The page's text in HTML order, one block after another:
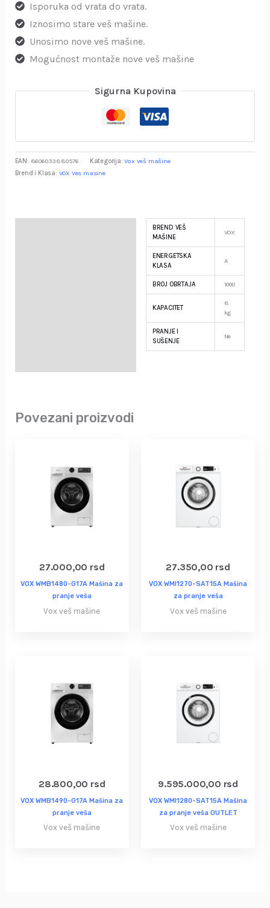
Isporuka od vrata do vrata.
Iznosimo stare veš mašine.
Unosimo nove veš mašine.
Mogućnost montaže nove veš mašine
Sigurna Kupovina
EAN: 8606033880576 Kategorija:Vox veš mašine
Brend i Klasa: VOX Ves masine
BREND VEŠ
MAŠINE
VOX
ENERGETSKA
KLASA
A
BROJ OBRTAJA 1000
KAPACITET
8
kg
PRANJE I
SUŠENJE
Ne
Povezani proizvodi
27.000,00 rsd
VOX WMB1480-G17A Mašina za
pranje veša
Vox veš mašine
27.350,00 rsd
VOX WMI1270-SAT15A Mašina
za pranje veša
Vox veš mašine
28.800,00 rsd
VOX WMB1490-G17A Mašina za
pranje veša
Vox veš mašine
9.595.000,00 rsd
VOX WMI1280-SAT15A Mašina
za pranje veša OUTLET
Vox veš mašine